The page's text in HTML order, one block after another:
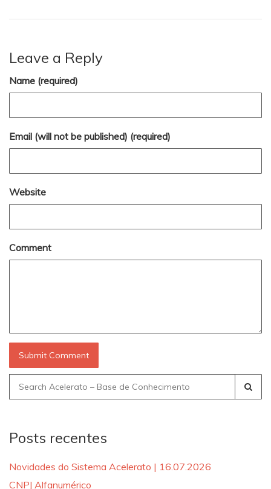
Leave a Reply
Name (required)
Email (will not be published) (required)
Website
Comment
Search
for:
Posts recentes
Novidades do Sistema Acelerato | 16.07.2026
CNPJ Alfanumérico